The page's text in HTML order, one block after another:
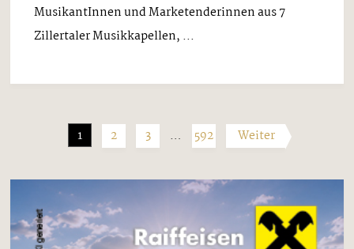
MusikantInnen und Marketenderinnen aus 7
Zillertaler Musikkapellen, ...
1 2 3 … 592 Weiter